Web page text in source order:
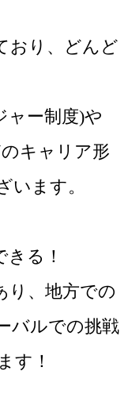
おり、どんど
ャー制度)や
キャリア形
います。
る！
り、地方での
バルでの挑戦
す！